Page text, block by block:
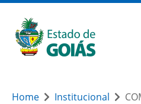
Home Institucional